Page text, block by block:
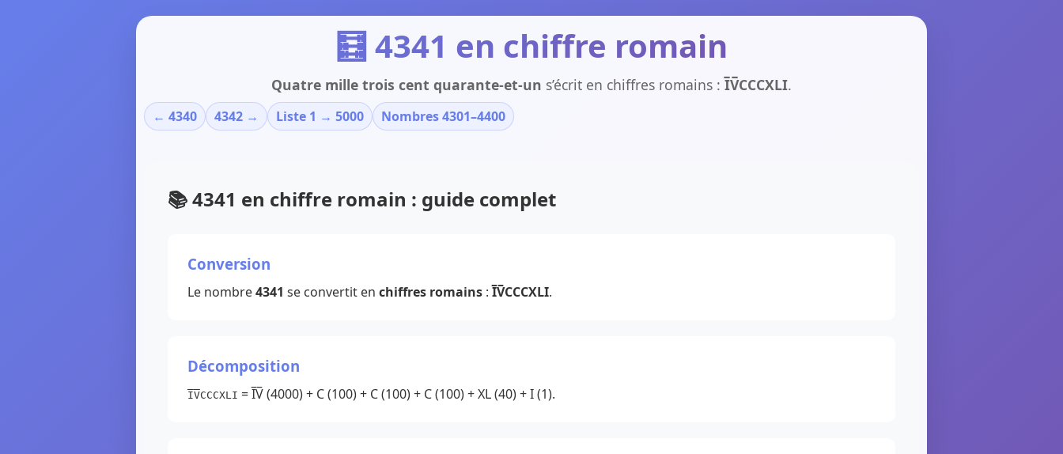
🧮 4341 en chiffre romain
Quatre mille trois cent quarante-et-un s’écrit en chiffres romains :I̅V̅CCCXLI.
← 4340 4342 → Liste 1 → 5000 Nombres 4301–4400
📚 4341 en chiffre romain : guide complet
Conversion
Le nombre4341 se convertit en chiffres romains :I̅V̅CCCXLI.
Décomposition
I̅V̅CCCXLI = I̅V̅ (4000) + C (100) + C (100) + C (100) + XL (40) + I (1).